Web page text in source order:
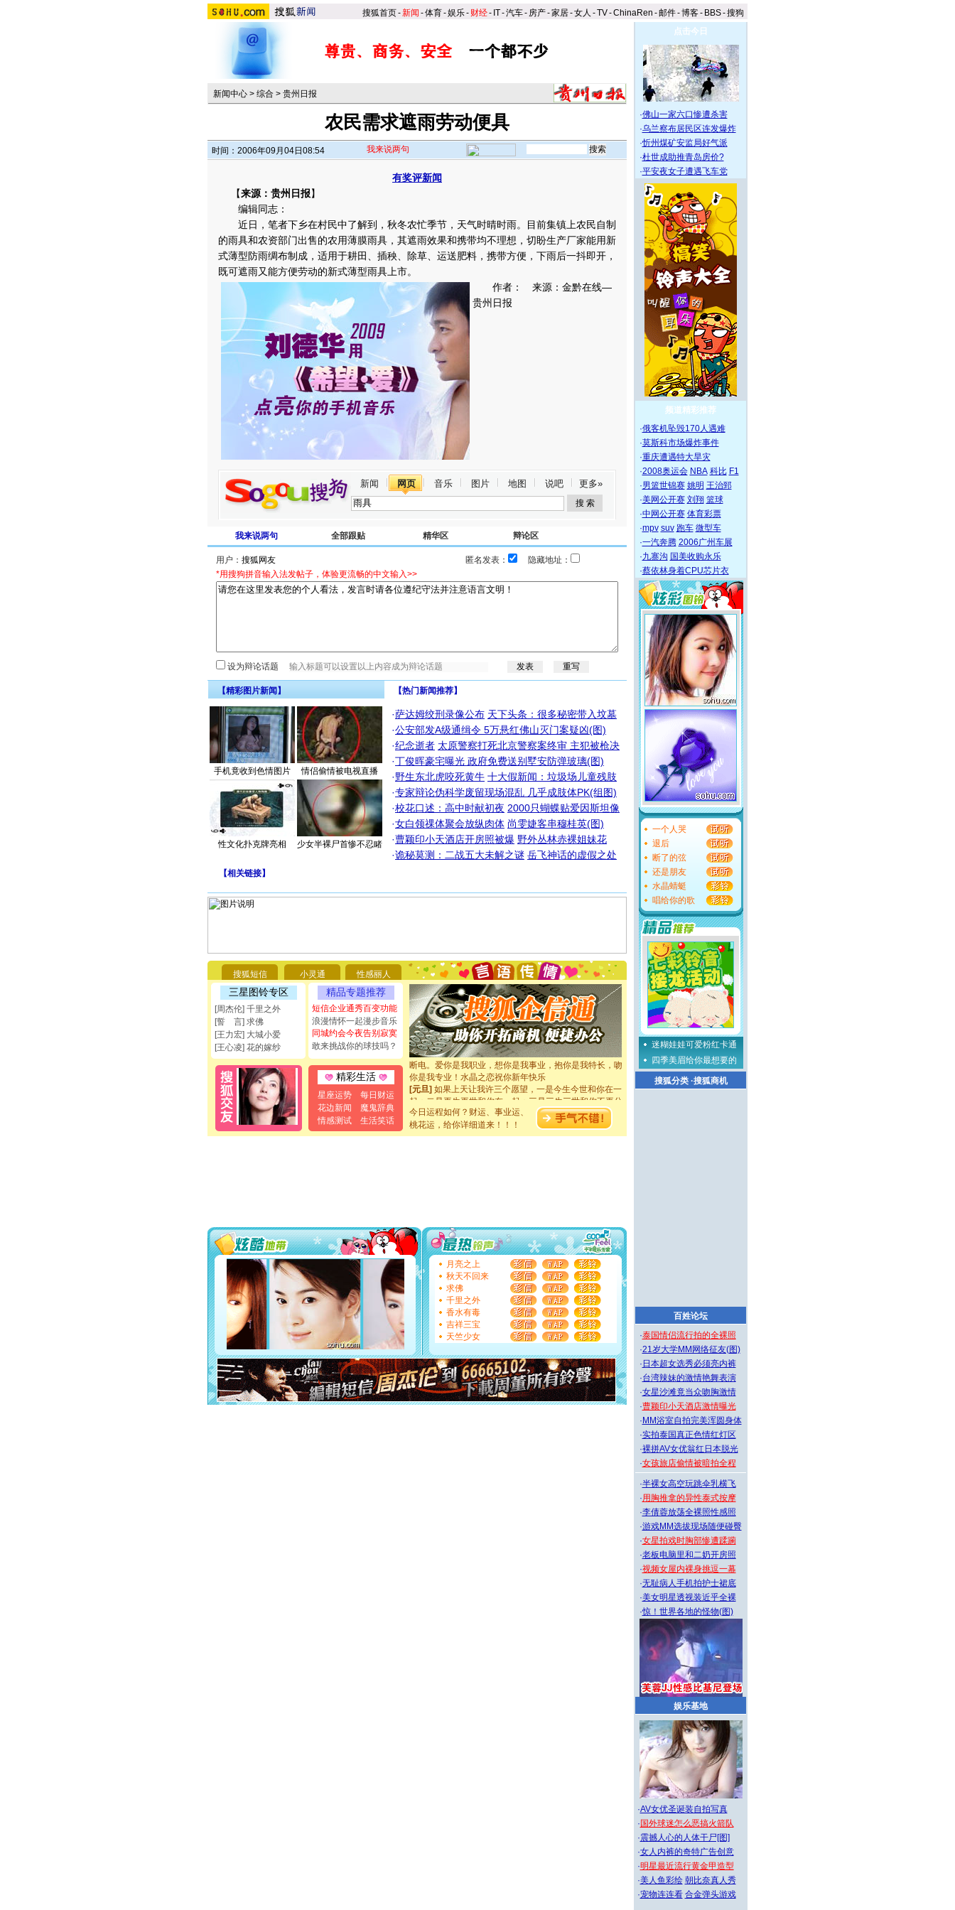
搜狐首页-新闻 -体育-娱乐- 财经- IT-汽车- 房产-家居-女人 -TV-ChinaRen -邮件-博客- BBS-搜狗
新闻中心 > 综合 > 贵州日报
农民需求遮雨劳动便具
时间：2006年09月04日08:54 我来说两句
有奖评新闻
【来源：贵州日报】
编辑同志：
近日，笔者下乡在村民中了解到，秋冬农忙季节，天气时晴时雨。目前集镇上农民自制
的雨具和农资部门出售的农用薄膜雨具，其遮雨效果和携带均不理想，切盼生产厂家能用新
式薄型防雨绸布制成，适用于耕田、插秧、除草、运送肥料，携带方便，下雨后一抖即开，
既可遮雨又能方便劳动的新式薄型雨具上市。
作者： 来源：金黔在线—
贵州日报
新闻 网页 音乐 图片 地图 说吧 更多»
我来说两句 全部跟贴 精华区 辩论区
用户： 匿名发表：
隐藏地址：
*用搜狗拼音输入法发帖子，体验更流畅的中文输入>>
设为辩论话题
【精彩图片新闻】
手机竟收到色情图片 情侣偷情被电视直播
性文化扑克牌亮相 少女半裸尸首惨不忍睹
【热门新闻推荐】
·萨达姆绞刑录像公布 天下头条：很多秘密带入坟墓
·公安部发A级通缉令 5万悬红佛山灭门案疑凶(图)
·纪念逝者 太原警察打死北京警察案终审 主犯被枪决
·丁俊晖豪宅曝光 政府免费送别墅安防弹玻璃(图)
·野生东北虎咬死黄牛 十大假新闻：垃圾场儿童残肢
·专家辩论伪科学废留现场混乱 几乎成肢体PK(组图)
·校花口述：高中时献初夜 2000只蝴蝶贴爱因斯坦像
·女白领祼体聚会放纵肉体 尚雯婕客串穆桂英(图)
·曹颖印小天酒店开房照被爆 野外丛林赤裸姐妹花
·诡秘莫测：二战五大未解之谜 岳飞神话的虚假之处
【相关链接】
搜狐短信 小灵通 性感丽人
三星图铃专区
[周杰伦] 千里之外
[誓 言] 求佛
[王力宏] 大城小爱
[王心凌] 花的嫁纱
精品专题推荐
短信企业通秀百变功能
浪漫情怀一起漫步音乐
同城约会今夜告别寂寞
敢来挑战你的球技吗？
精彩生活
星座运势
每日财运
花边新闻
魔鬼辞典
情感测试
生活笑话
你太多，只有给你五千万：千万快乐！千万要健康！千万
要平安！千万要知足！千万不要忘记我！
[圣诞节]不只这样的日子才会想起你,而是这样的日子才
能正大光明地骚扰你,告诉你,圣诞要快乐!新年要快乐!天天
都要快乐噢!
[圣诞节]奉上一颗祝福的心,在这个特别的日子里,愿幸福,
如意,快乐,鲜花,一切美好的祝愿与你同在.圣诞快乐!
[元旦]看到你我会触电；看不到你我要充电；没有你我会
断电。爱你是我职业，想你是我事业，抱你是我特长，吻
你是我专业！水晶之恋祝你新年快乐
[元旦]如果上天让我许三个愿望，一是今生今世和你在一
起；二是再生再世和你在一起；三是三生三世和你不再分
离。水晶之恋祝你新年快乐
[元旦]当我狠下心扭头离去那一刻，你在我身后无助地哭
泣，这痛楚让我明白我多么爱你。我转身抱住你：这猪不
[圣诞节]圣诞节到了，想想没什么送给你的，又不打算给
你太多，只有给你五千万：千万快乐！千万要健康！千万
要平安！千万要知足！千万不要忘记我！
[圣诞节]不只这样的日子才会想起你,而是这样的日子才
能正大光明地骚扰你,告诉你,圣诞要快乐!新年要快乐!天天
都要快乐噢!
[圣诞节]奉上一颗祝福的心,在这个特别的日子里,愿幸福,
如意,快乐,鲜花,一切美好的祝愿与你同在.圣诞快乐!
[元旦]
看到你我会触电；看不到你我要充电；没有你我会
断电。爱你是我职业，想你是我事业，抱你是我特长，吻
你是我专业！水晶之恋祝你新年快乐
[元旦]如果上天让我许三个愿望，一是今生今世和你在一
起；二是再生再世和你在一起；三是三生三世和你不再分
离。水晶之恋祝你新年快乐
[元旦]当我狠下心扭头离去那一刻，你在我身后无助地哭
今日运程如何？财运、事业运、
桃花运，给你详细道来！！！
月亮之上
秋天不回来
求佛
千里之外
香水有毒
吉祥三宝
天竺少女
点击今日
·佛山一家六口惨遭杀害
·乌兰察布居民区连发爆炸
·忻州煤矿安监局好气派
·杜世成助推青岛房价?
·平安夜女子遭遇飞车党
频道精彩推荐
·俄客机坠毁170人遇难
·莫斯科市场爆炸事件
·重庆遭遇特大旱灾
·2008奥运会 NBA 科比 F1
·男篮世锦赛 姚明 王治郅
·美网公开赛 刘翔 篮球
·中网公开赛 体育彩票
·mpv suv 跑车 微型车
·一汽奔腾 2006广州车展
·九寨沟 国美收购永乐
·蔡依林身着CPU芯片衣
一个人哭
退后
断了的弦
还是朋友
水晶蜻蜓
唱给你的歌
迷糊娃娃可爱粉红卡通
四季美眉给你最想要的
搜狐分类·搜狐商机
百姓论坛
·泰国情侣流行拍的全裸照
·21岁大学MM网络征友(图)
· 日本超女选秀必须亮内裤
·台湾辣妹的激情艳舞表演
·女星沙滩竟当众吻胸激情
·曹颖印小天酒店激情曝光
· MM浴室自拍完美浑圆身体
·实拍泰国真正色情红灯区
·裸拼AV女优翁红日本脱光
·女孩旅店偷情被暗拍全程
·半裸女高空玩跳伞乳横飞
·用胸推拿的异性泰式按摩
·李倩蓉放荡全裸照性感照
·游戏MM选拔现场随便碰臀
·女星拍戏时胸部惨遭蹂躏
·老板电脑里和二奶开房照
·视频女屋内裸身挑逗一幕
·无耻病人手机拍护士裙底
·美女明星透视装近乎全裸
·惊！世界各地的怪物(图)
娱乐基地
·AV女优圣诞装自拍写真
· 国外球迷怎么恶搞火箭队
·震撼人心的人体干尸[图]
·女人内裤的奇特广告创意
·明星最近流行黄金甲造型
·美人鱼彩绘 朝比奈真人秀
·宠物连连看 合金弹头游戏